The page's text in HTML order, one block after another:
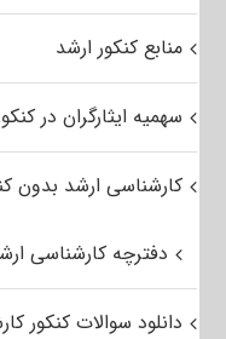
منابع کنکور ارشد
سهمیه ایثارگران در
کارشناسی ارشد بدون
دفترچه کارشناسی
دانلود سوالات کنکور